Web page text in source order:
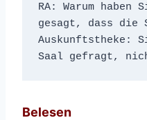
RA: Warum
gesagt, dass
Auskunftstheke:
Saal gefragt,
Belesen